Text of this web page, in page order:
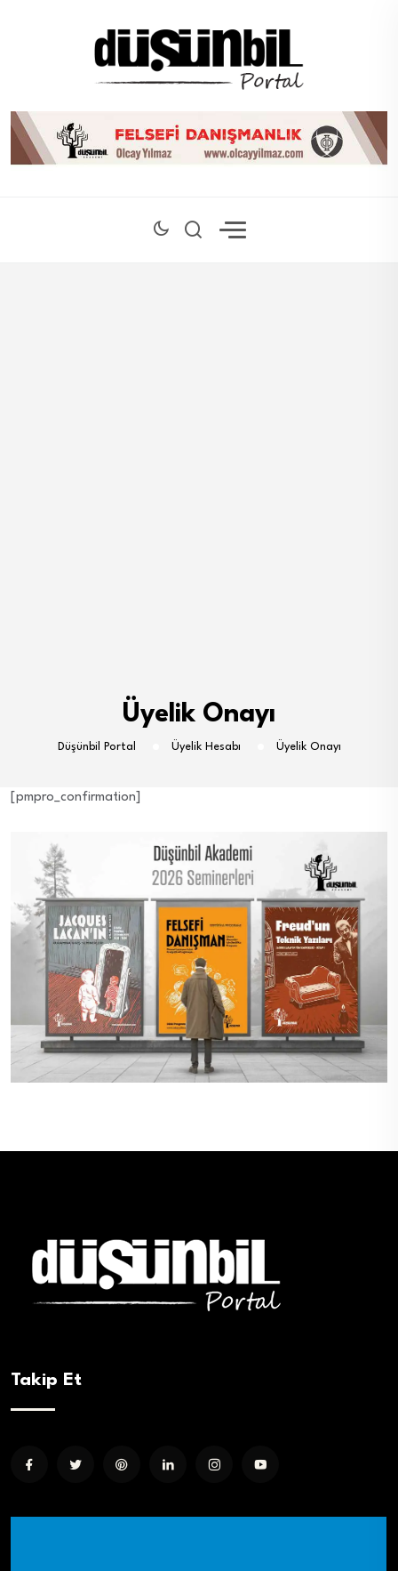
Üyelik Onayı
Düşünbil Portal Üyelik Hesabı Üyelik Onayı
[pmpro_confirmation]
Takip Et